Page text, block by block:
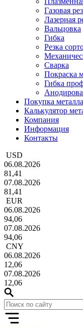
Газовая
Лазерная
Вальцовка
Гибка
Резка
Сварка
Покраска
Гибка
Покупка металла
Калькулятор
Компания
Информация
Контакты
USD
06.08.2026
81,41
07.08.2026
81,41
EUR
06.08.2026
94,06
07.08.2026
94,06
CNY
06.08.2026
12,06
07.08.2026
12,06